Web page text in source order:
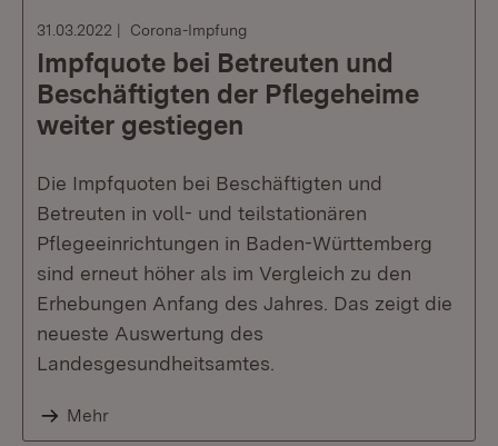
31.03.2022 Corona-Impfung
Impfquote bei Betreuten und
Beschäftigten der Pflegeheime
weiter gestiegen
Die Impfquoten bei Beschäftigten und
Betreuten in voll- und teilstationären
Pflegeeinrichtungen in Baden-Württemberg
sind erneut höher als im Vergleich zu den
Erhebungen Anfang des Jahres. Das zeigt die
neueste Auswertung des
Landesgesundheitsamtes.
Mehr